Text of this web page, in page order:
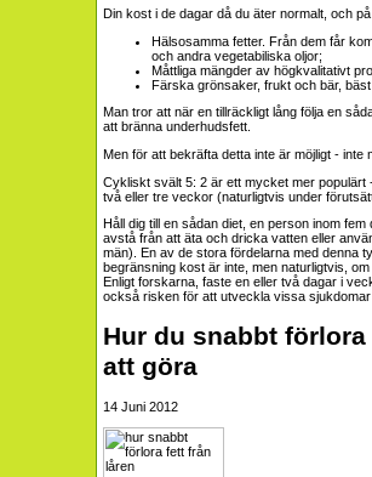
Din kost i de dagar då du äter normalt, och
Hälsosamma fetter. Från dem får
och andra vegetabiliska oljor;
Måttliga mängder av högkvalitativt
Färska grönsaker, frukt och bär,
Man tror att när en tillräckligt lång följa en
att bränna underhudsfett.
Men för att bekräfta detta inte är möjligt -
Cykliskt svält 5: 2 är ett mycket mer populärt
två eller tre veckor (naturligtvis under
Håll dig till en sådan diet, en person inom
avstå från att äta och dricka vatten eller
män). En av de stora fördelarna med denna
begränsning kost är inte, men naturligtvis,
Enligt forskarna, faste en eller två dagar i
också risken för att utveckla vissa
Hur du snabbt
att göra
14 Juni 2012